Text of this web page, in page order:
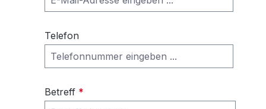
Telefon
Betreff *